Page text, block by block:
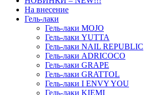
На внесение
Гель-лаки
Гель-лаки MOJO
Гель-лаки YUTTA
Гель-лаки NAIL REPUBLIC
Гель-лаки ADRICOCO
Гель-лаки GRAPE
Гель-лаки GRATTOL
Гель-лаки I ENVY YOU
Гель-лаки KIEMI